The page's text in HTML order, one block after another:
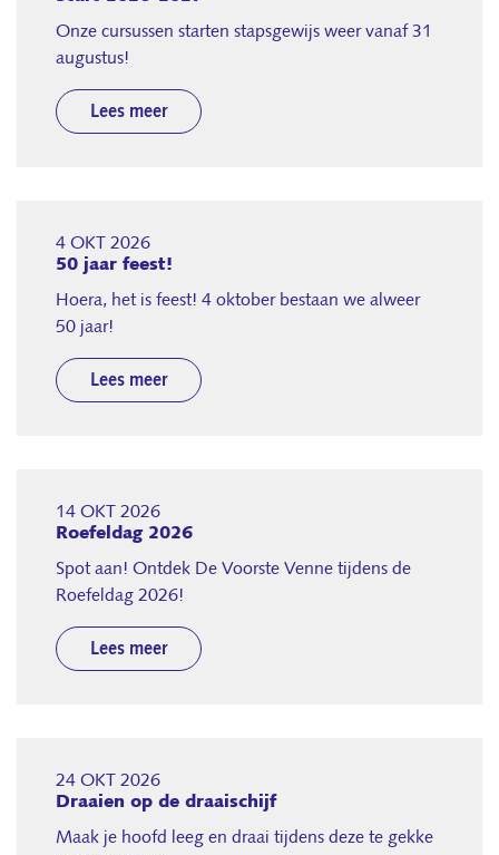
Onze cursussen starten stapsgewijs weer vanaf 31
augustus!
Lees meer
4 OKT 2026
50 jaar feest!
Hoera, het is feest! 4 oktober bestaan we alweer
50 jaar!
Lees meer
14 OKT 2026
Roefeldag 2026
Spot aan! Ontdek De Voorste Venne tijdens de
Roefeldag 2026!
Lees meer
24 OKT 2026
Draaien op de draaischijf
Maak je hoofd leeg en draai tijdens deze te gekke